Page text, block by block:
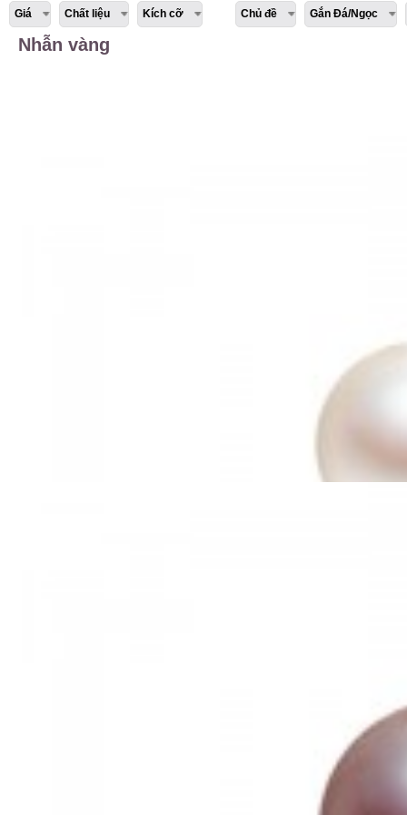
Giá Chất liệu Kích cỡ Chủ đề Gắn Đá/Ngọc
Nhẫn vàng